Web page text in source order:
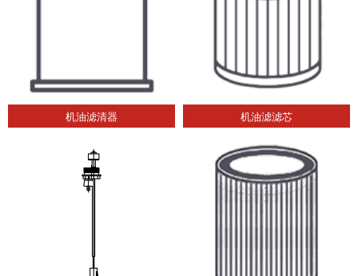
机油滤清器 机油滤滤芯